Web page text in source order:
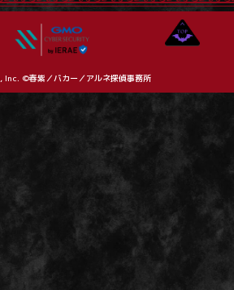
©春紫／バカー／アルネ探偵事務所